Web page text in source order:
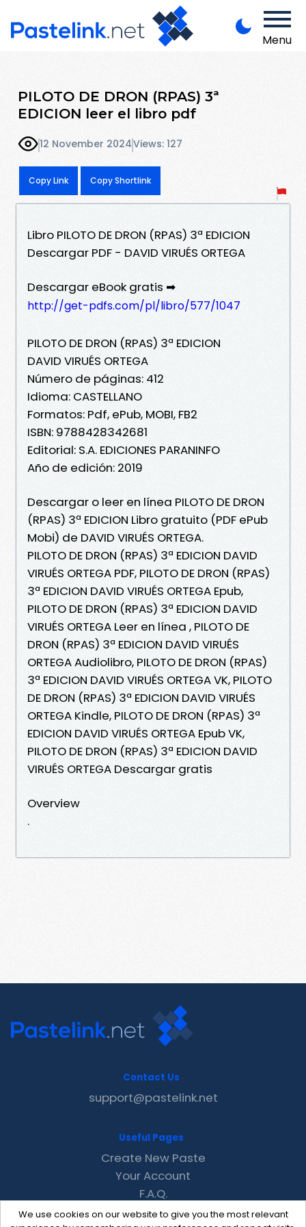
Menu
PILOTO DE DRON (RPAS) 3ª
EDICION leer el libro pdf
12 November 2024Views: 127
Copy Link Copy Shortlink
Libro PILOTO DE DRON (RPAS) 3ª EDICION
Descargar PDF - DAVID VIRUÉS ORTEGA
Descargar eBook gratis ➡
http://get-pdfs.com/pl/libro/577/1047
PILOTO DE DRON (RPAS) 3ª EDICION
DAVID VIRUÉS ORTEGA
Número de páginas: 412
Idioma: CASTELLANO
Formatos: Pdf, ePub, MOBI, FB2
ISBN: 9788428342681
Editorial: S.A. EDICIONES PARANINFO
Año de edición: 2019
Descargar o leer en línea PILOTO DE DRON
(RPAS) 3ª EDICION Libro gratuito (PDF ePub
Mobi) de DAVID VIRUÉS ORTEGA.
PILOTO DE DRON (RPAS) 3ª EDICION DAVID
VIRUÉS ORTEGA PDF, PILOTO DE DRON (RPAS)
3ª EDICION DAVID VIRUÉS ORTEGA Epub,
PILOTO DE DRON (RPAS) 3ª EDICION DAVID
VIRUÉS ORTEGA Leer en línea , PILOTO DE
DRON (RPAS) 3ª EDICION DAVID VIRUÉS
ORTEGA Audiolibro, PILOTO DE DRON (RPAS)
3ª EDICION DAVID VIRUÉS ORTEGA VK, PILOTO
DE DRON (RPAS) 3ª EDICION DAVID VIRUÉS
ORTEGA Kindle, PILOTO DE DRON (RPAS) 3ª
EDICION DAVID VIRUÉS ORTEGA Epub VK,
PILOTO DE DRON (RPAS) 3ª EDICION DAVID
VIRUÉS ORTEGA Descargar gratis
Overview
.
We use cookies on our website to give you the most relevant
Contact Us
support@pastelink.net
Useful Pages
Create New Paste
Your Account
F.A.Q.
Recent